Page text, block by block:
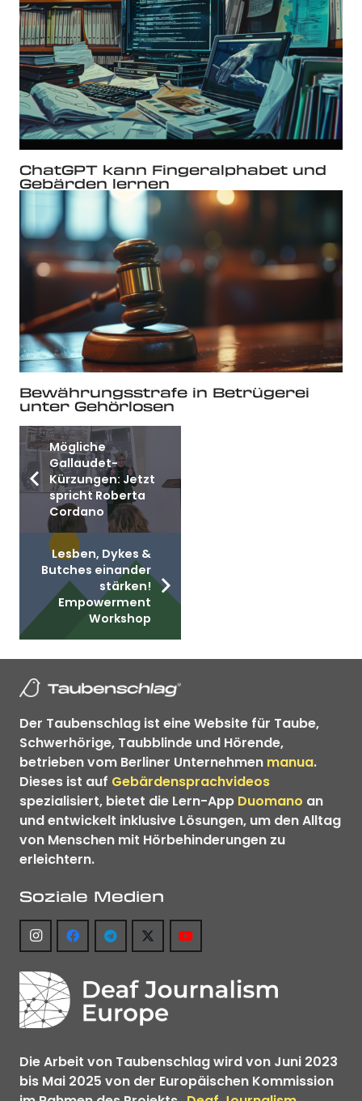
ChatGPT kann Fingeralphabet und
Gebärden lernen
Bewährungsstrafe in Betrügerei
unter Gehörlosen
Mögliche
Gallaudet-
Kürzungen: Jetzt
spricht Roberta
Cordano
Lesben, Dykes &
Butches einander
stärken!
Empowerment
Workshop
Der Taubenschlag ist eine Website für Taube,
Schwerhörige, Taubblinde und Hörende,
betrieben vom Berliner Unternehmen manua.
Dieses ist auf Gebärdensprachvideos
spezialisiert, bietet die Lern-App Duomano an
und entwickelt inklusive Lösungen, um den Alltag
von Menschen mit Hörbehinderungen zu
erleichtern.
Soziale Medien
Die Arbeit von Taubenschlag wird von Juni 2023
bis Mai 2025 von der Europäischen Kommission